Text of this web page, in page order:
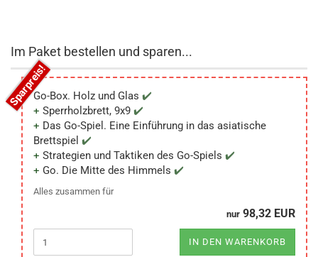
Im Paket bestellen und sparen...
Go-Box. Holz und Glas
Sperrholzbrett, 9x9
Das Go-Spiel. Eine Einführung in das asiatische
Brettspiel
Strategien und Taktiken des Go-Spiels
Go. Die Mitte des Himmels
Alles zusammen für
nur 98,32 EUR
IN DEN WARENKORB